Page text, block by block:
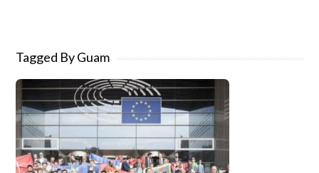
Tagged By Guam